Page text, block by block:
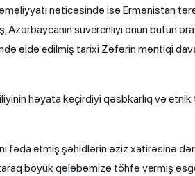
nəticəsində isə Ermənistan
Azərbaycanın suverenliyi onun bütün
əldə edilmiş tarixi Zəfərin məntiqi
həyata keçirdiyi qəsbkarlıq və
fəda etmiş şəhidlərin əziz xatirəsinə
böyük qələbəmizə töhfə vermiş